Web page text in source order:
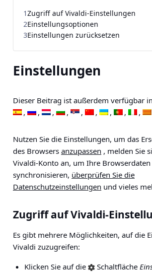
Einstellungen
Dieser Beitrag ist außerdem verfügbar
Nutzen Sie die Einstellungen, um das
des Browsers anzupassen , melden Sie
Vivaldi-Konto an, um Ihre Browserdaten
synchronisieren, überprüfen Sie die
Datenschutzeinstellungen und vieles
Zugriff auf Vivaldi-
Es gibt mehrere Möglichkeiten, auf die
Vivaldi zuzugreifen:
Klicken Sie auf die
Schaltfläche
1Zugriff auf Vivaldi-Einstellungen
2Einstellungsoptionen
3Einstellungen zurücksetzen